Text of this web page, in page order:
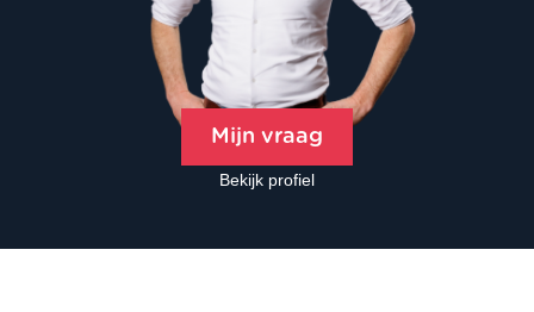
Mijn vraag
Bekijk profiel